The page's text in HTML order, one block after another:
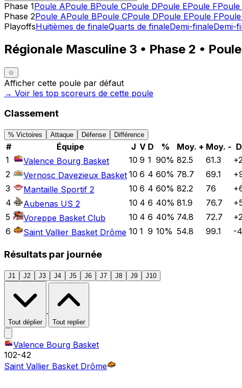
Phase 1Poule APoule BPoule CPoule DPoule EPoule FPoule
Phase 2Poule APoule BPoule CPoule DPoule EPoule F
PlayoffsHuitièmes de finaleQuarts de finaleDemi-finaleDemi-
Régionale Masculine 3 • Phase 2 •
☆
Afficher cette poule par défaut
→ Voir les top scoreurs de cette poule
Classement
% Victoires Attaque Défense Différence
# Équipe J V D % Moy. + Moy. -
1
Valence Bourg Basket 10 9 1 90% 82.5 61.3 +
2
Vernosc Davezieux Basket 10 6 4 60% 78.7 69.1 +
3
Mantaille Sportif 2 10 6 4 60% 82.2 76 +
4
Aubenas US 2 10 4 6 40% 81.9 76.7 +
5
Voreppe Basket Club 10 4 6 40% 74.8 72.7 +
6
Saint Vallier Basket Drôme 10 1 9 10% 54.8 99.1 -
Résultats par journée
J1 J2 J3 J4 J5 J6 J7 J8 J9 J10
Tout déplier
·
Tout replier
Valence Bourg Basket
102-42
Saint Vallier Basket Drôme